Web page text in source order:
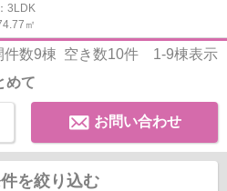
3LDK
㎡
件数9棟 空き数10件 1-9棟表示
めて
お問い合わせ
を絞り込む